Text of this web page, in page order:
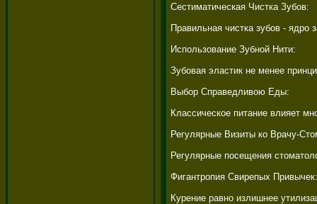
Сестиматическая Чистка Зубов:
Правильная чистка зубов - ядро
Использование Зубной Нити:
Зубовая эластик не менее
Выбор Справедливою Еды:
Классическое питание влияет
Регулярные Визиты ко Врачу-
Регулярные посещения
Фигантропия Свирепых
Курение равно излишнее